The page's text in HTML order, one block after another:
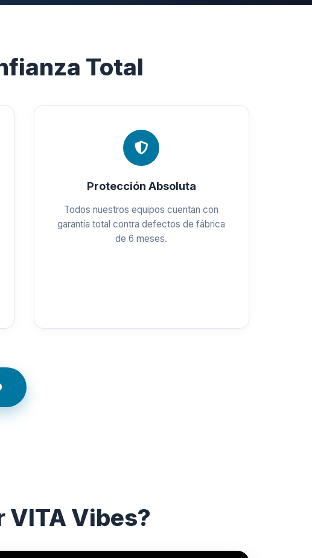
Total
Protección Absoluta
Todos nuestros equipos cuentan con
garantía total contra defectos de fábrica
de 6 meses.
VITA Vibes?